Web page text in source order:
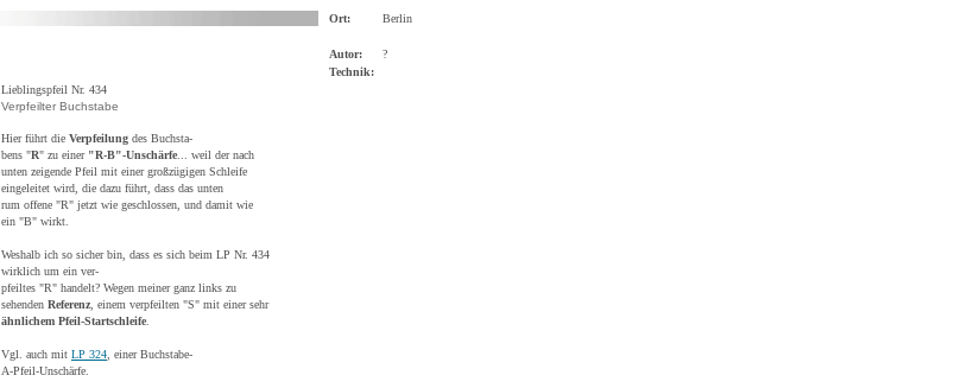
Ort: Berlin
Autor:
?
Technik:
Lieblingspfeil Nr. 434
Verpfeilter Buchstabe
Hier führt die Verpfeilung des Buchsta-
bens "R" zu einer "R-B"-Unschärfe ... weil der nach
unten zeigende Pfeil mit einer großzügigen Schleife
eingeleitet wird, die dazu führt, dass das unten
rum offene "R" jetzt wie geschlossen, und damit wie
ein "B" wirkt.
Weshalb ich so sicher bin, dass es sich beim LP Nr. 434
wirklich um ein ver-
pfeiltes "R" handelt? Wegen meiner ganz links zu
sehenden Referenz, einem verpfeilten "S" mit einer sehr
ähnlichem Pfeil-Startschleife
Vgl. auch mit LP 324 , einer Buchstabe-
A-Pfeil-Unschärfe.